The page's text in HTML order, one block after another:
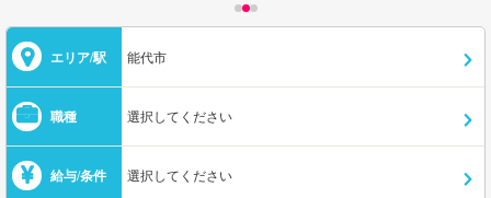
エリア/駅 能代市
職種 選択してください
給与/条件 選択してください